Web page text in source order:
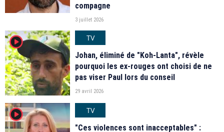
compagne
3 juillet 2026
player2
TV
Johan, éliminé de "Koh-Lanta", révèle
pourquoi les ex-rouges ont choisi de ne
pas viser Paul lors du conseil
29 avril 2026
player2
TV
"Ces violences sont inacceptables" :